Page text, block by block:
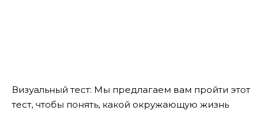
Визуальный тест: Мы предлагаем вам пройти этот
тест, чтобы понять, какой окружающую жизнь